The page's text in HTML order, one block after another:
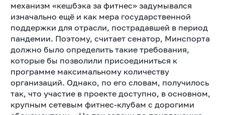
механизм «кешбэка за фитнес» задумывался
изначально ещё и как мера государственной
поддержки для отрасли, пострадавшей в период
пандемии. Поэтому, считает сенатор, Минспорта
должно было определить такие требования,
которые бы позволили присоединиться к
программе максимальному количеству
организаций. Однако, по его словам, получилось
так, что участие в проекте доступно, в основном,
крупным сетевым фитнес-клубам с дорогими